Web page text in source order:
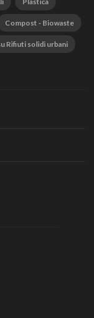
Compost - Biowaste
Rifiuti solidi urbani